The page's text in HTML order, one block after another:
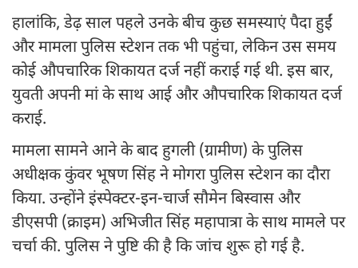
हालांकि, डेढ़ साल पहले उनके बीच कुछ समस्याएं पैदा हुईं
और मामला पुलिस स्टेशन तक भी पहुंचा, लेकिन उस समय
कोई औपचारिक शिकायत दर्ज नहीं कराई गई थी. इस बार,
युवती अपनी मां के साथ आई और औपचारिक शिकायत दर्ज
कराई.
मामला सामने आने के बाद हुगली (ग्रामीण) के पुलिस
अधीक्षक कुंवर भूषण सिंह ने मोगरा पुलिस स्टेशन का दौरा
किया. उन्होंने इंस्पेक्टर-इन-चार्ज सौमेन बिस्वास और
डीएसपी (क्राइम) अभिजीत सिंह महापात्रा के साथ मामले पर
चर्चा की. पुलिस ने पुष्टि की है कि जांच शुरू हो गई है.